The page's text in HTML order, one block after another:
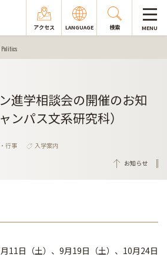
アクセス LANGUAGE 検索 MENU
Politics
進学相談会の開催のお知
ンパス文系研究科）
行事
入学案内
お知らせ
日（土）、9月19日（土）、10月24日